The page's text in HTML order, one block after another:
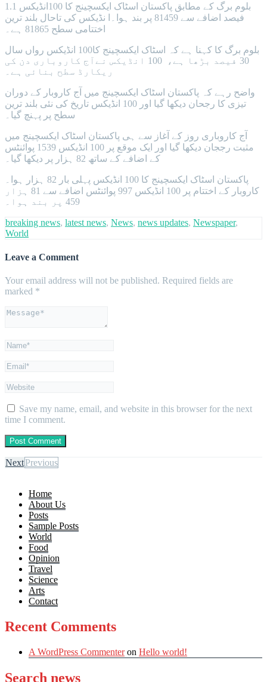
بلوم برگ کے مطابق پاکستان اسٹاک ایکسچینج کا 100انڈیکس 1.1
فیصد اضافے سے 81459 پر بند ہوا۔ا نڈیکس کی تاحال بلند ترین
اختتامی سطح 81865 ہے۔
بلوم برگ کا کہنا ہے کہ اسٹاک ایکسچینج کا100 انڈیکس رواں سال
30 فیصد بڑھا ہے، 100 انڈیکس نےآج کاروباری دن کی
ریکارڈ سطح بنائی ہے۔
واضح رہے کہ پاکستان اسٹاک ایکسچینج میں آج کاروبار کے دوران
تیزی کا رجحان دیکھا گیا اور 100 انڈیکس تاریخ کی نئی بلند ترین
سطح پر پہنچ گیا۔
آج کاروباری روز کے آغاز سے ہی پاکستان اسٹاک ایکسچینج میں
مثبت رججان دیکھا گیا اور ایک موقع پر 100 انڈیکس 1539 پوائنٹس
کے اضافے کے ساتھ 82 ہزار پر دیکھا گیا۔
پاکستان اسٹاک ایکسچینج کا 100 انڈیکس پہلی بار 82 ہزار ہوا۔
کاروبار کے اختتام پر 100 انڈیکس 997 پوائنٹس اضافے سے 81 ہزار
459 پر بند ہوا۔
breaking news, latest news, News, news updates, Newspaper,
World
Leave a Comment
Your email address will not be published. Required fields are
marked *
Save my name, email, and website in this browser for the next
time I comment.
NextPrevious
Home
About Us
Posts
Sample Posts
World
Food
Opinion
Travel
Science
Arts
Contact
Recent Comments
A WordPress Commenteron Hello world!
Search news